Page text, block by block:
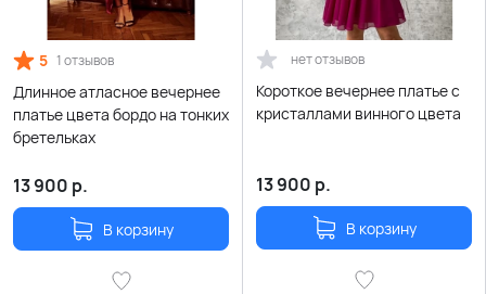
5 1 отзывов
Длинное атласное вечернее
платье цвета бордо на тонких
бретельках
13 900 р.
В корзину
нет отзывов
Короткое вечернее платье с
кристаллами винного цвета
13 900 р.
В корзину